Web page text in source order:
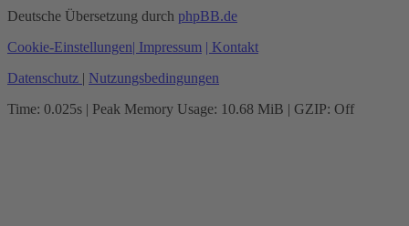
Deutsche Übersetzung durch phpBB.de
Cookie-Einstellungen| Impressum | Kontakt
Datenschutz | Nutzungsbedingungen
Time: 0.025s | Peak Memory Usage: 10.68 MiB | GZIP: Off